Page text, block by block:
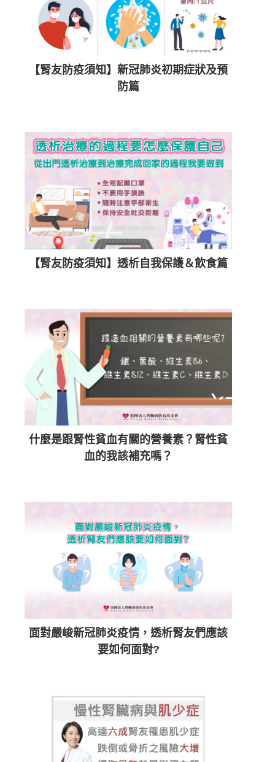
【腎友防疫須知】新冠肺炎初期症狀及預
防篇
【腎友防疫須知】透析自我保護＆飲食篇
什麼是跟腎性貧血有關的營養素？腎性貧
血的我該補充嗎？
面對嚴峻新冠肺炎疫情，透析腎友們應該
要如何面對?